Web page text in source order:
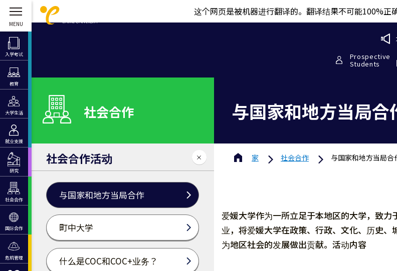
这个网页是被机器进行翻译的。翻译结果不可能100%正
入学考试
教育
大学生活
就业支援
研究
社会合作
国际合作
危机管理
Prospective
Students
社会合作 与国家和地方当局合
社会合作活动
与国家和地方当局合作
町中大学
什么是COC和COC+业务？
家 社会合作 与国家和地方当局合
爱媛大学作为一所立足于本地区的大学，致
业，将爱媛大学在政策、行政、文化、历史、
为地区社会的发展做出贡献。活动内容